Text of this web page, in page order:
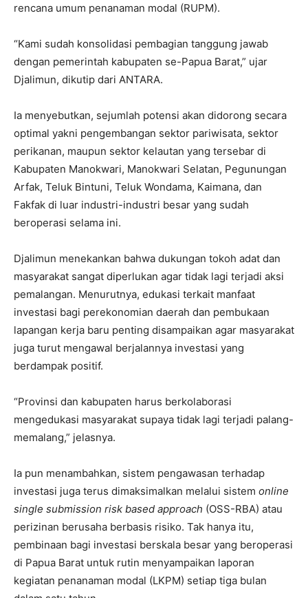
rencana umum penanaman modal (RUPM).
“Kami sudah konsolidasi pembagian tanggung jawab
dengan pemerintah kabupaten se-Papua Barat,” ujar
Djalimun, dikutip dari ANTARA.
Ia menyebutkan, sejumlah potensi akan didorong secara
optimal yakni pengembangan sektor pariwisata, sektor
perikanan, maupun sektor kelautan yang tersebar di
Kabupaten Manokwari, Manokwari Selatan, Pegunungan
Arfak, Teluk Bintuni, Teluk Wondama, Kaimana, dan
Fakfak di luar industri-industri besar yang sudah
beroperasi selama ini.
Djalimun menekankan bahwa dukungan tokoh adat dan
masyarakat sangat diperlukan agar tidak lagi terjadi aksi
pemalangan. Menurutnya, edukasi terkait manfaat
investasi bagi perekonomian daerah dan pembukaan
lapangan kerja baru penting disampaikan agar masyarakat
juga turut mengawal berjalannya investasi yang
berdampak positif.
“Provinsi dan kabupaten harus berkolaborasi
mengedukasi masyarakat supaya tidak lagi terjadi palang-
memalang,” jelasnya.
Ia pun menambahkan, sistem pengawasan terhadap
investasi juga terus dimaksimalkan melalui sistem online
single submission risk based approach (OSS-RBA) atau
perizinan berusaha berbasis risiko. Tak hanya itu,
pembinaan bagi investasi berskala besar yang beroperasi
di Papua Barat untuk rutin menyampaikan laporan
kegiatan penanaman modal (LKPM) setiap tiga bulan